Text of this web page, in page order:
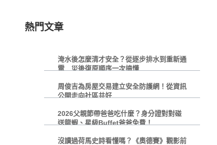
熱門文章
淹水後怎麼清才安全？從逐步排水到重新通
電 災後復原順序一次搞懂
周俊吉為房屋交易建立安全防護網！從資訊
公開走向社區共好
2026父親節帶爸爸吃什麼？身分證對對碰
送龍蝦、星級Buffet爸爸免費！
沒讀過荷馬史詩看懂嗎？《奧德賽》觀影前